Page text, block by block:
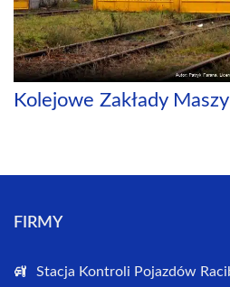
Kolejowe Zakłady
FIRMY
Stacja Kontroli Pojazdów